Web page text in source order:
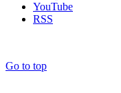
YouTube
RSS
Go to top